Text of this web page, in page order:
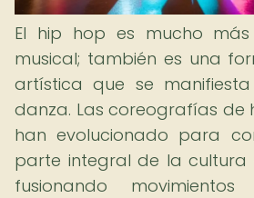
El hip hop es mucho
musical; también es una
artística que se
danza. Las coreografías de
han evolucionado para
parte integral de la cultura
fusionando